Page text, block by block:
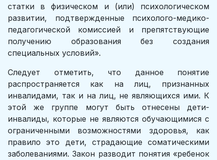
статки в физическом и (или) психологическом
развитии, подтвержденные психолого-медико-
педагогической комиссией и препятствующие
получению образования без создания
специальных условий».
Следует отметить, что данное понятие
распространяется как на лиц, при­знанных
инвалидами, так и на лиц, не являющихся ими. К
этой же группе могут быть отнесены дети-
инвалиды, которые не являются обучающимися с
ограниченными возможностями здоровья, как
правило это дети, страдающие соматическими
заболеваниями. Закон разводит понятия «ребенок